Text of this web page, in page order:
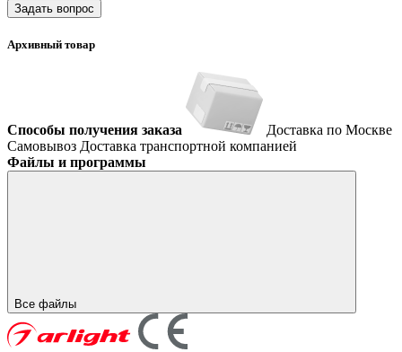
Задать вопрос
Архивный товар
Способы получения заказа
Доставка по Москве
Самовывоз Доставка транспортной компанией
Файлы и программы
Все файлы